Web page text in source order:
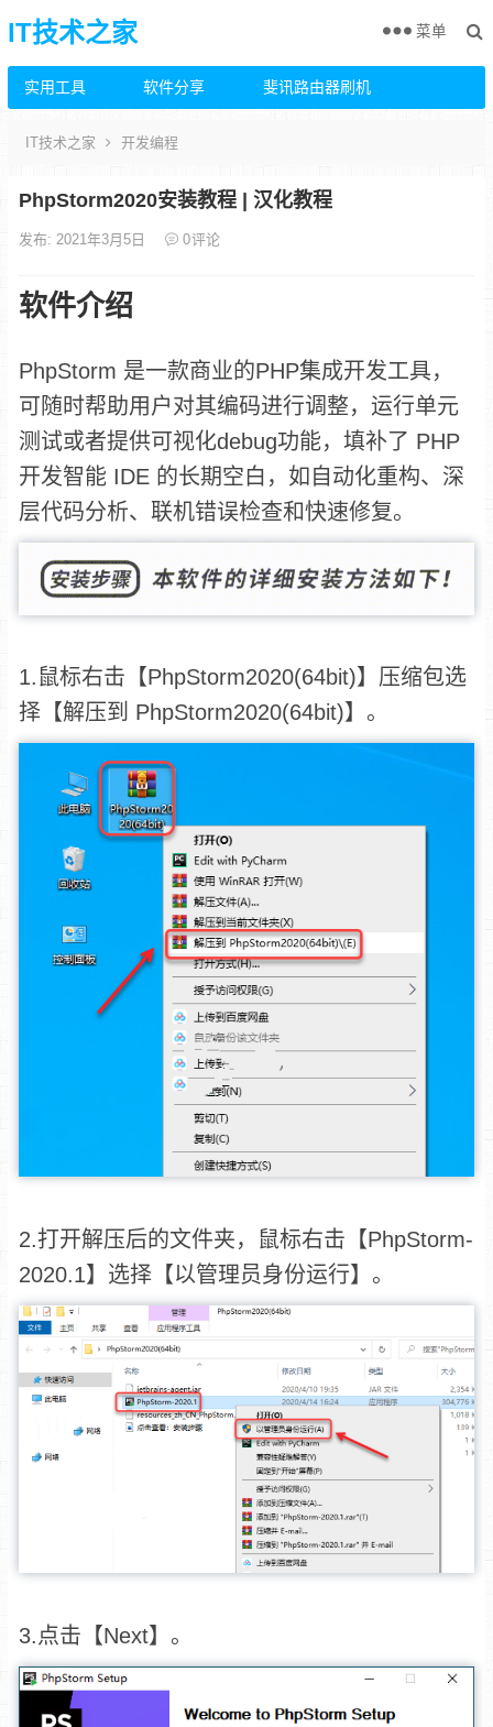
IT技术之家
实用工具 软件分享 斐讯路由器刷机
菜单
IT技术之家 开发编程
PhpStorm2020安装教程 | 汉化教程
发布: 2021年3月5日 0评论
软件介绍
PhpStorm 是一款商业的PHP集成开发工具，
可随时帮助用户对其编码进行调整，运行单元
测试或者提供可视化debug功能，填补了 PHP
开发智能 IDE 的长期空白，如自动化重构、深
层代码分析、联机错误检查和快速修复。
1.鼠标右击【PhpStorm2020(64bit)】压缩包选
择【解压到 PhpStorm2020(64bit)】。
2.打开解压后的文件夹，鼠标右击【PhpStorm-
2020.1】选择【以管理员身份运行】。
3.点击【Next】。